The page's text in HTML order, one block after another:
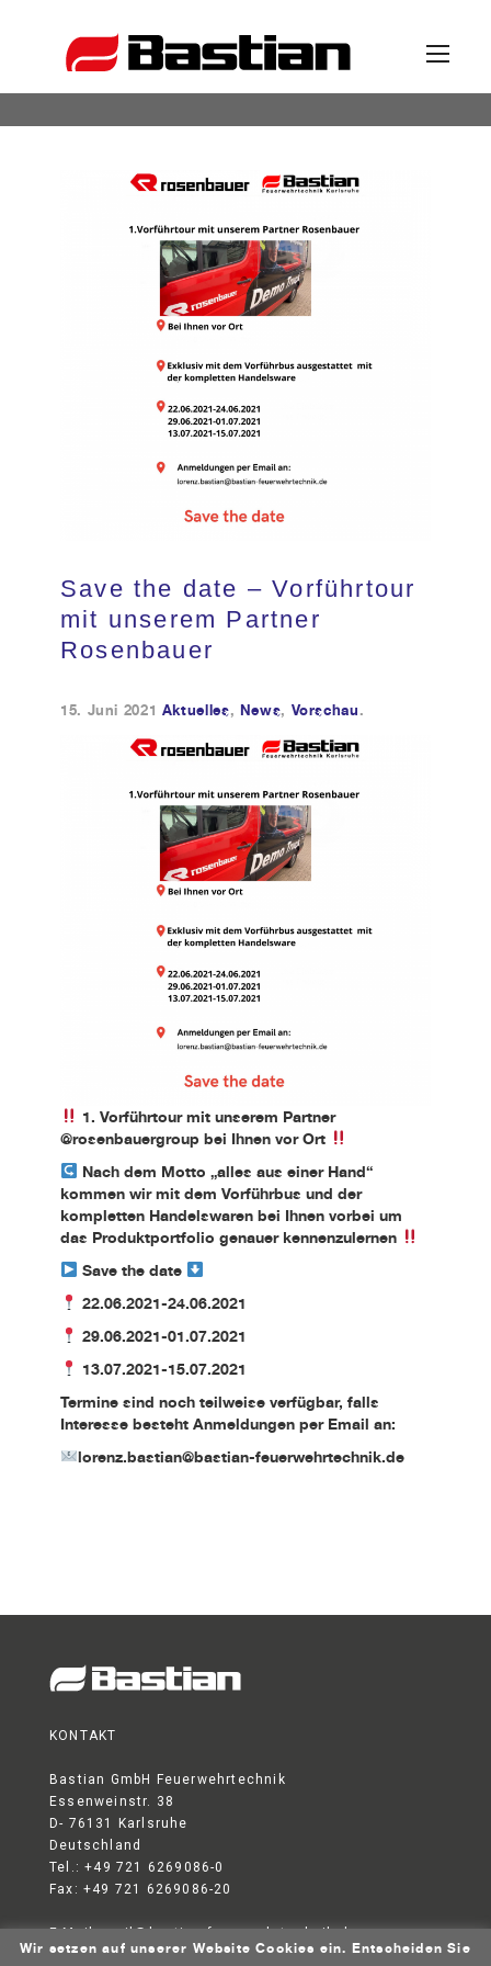
Unternehmen
Ansprechpartner
Kontakt
Save the date – Vorführtour
mit unserem Partner
Rosenbauer
15. Juni 2021 Aktuelles, News, Vorschau .
1. Vorführtour mit unserem Partner
@rosenbauergroup bei Ihnen vor Ort
Nach dem Motto „alles aus einer Hand“
kommen wir mit dem Vorführbus und der
kompletten Handelswaren bei Ihnen vorbei um
das Produktportfolio genauer kennenzulernen
Save the date
22.06.2021-24.06.2021
29.06.2021-01.07.2021
13.07.2021-15.07.2021
Termine sind noch teilweise verfügbar, falls
Interesse besteht Anmeldungen per Email an:
lorenz.bastian@bastian-feuerwehrtechnik.de
KONTAKT
Bastian GmbH Feuerwehrtechnik
Essenweinstr. 38
D- 76131 Karlsruhe
Deutschland
Tel.: +49 721 6269086-0
Fax: +49 721 6269086-20
E-Mail:mail@bastian-feuerwehrtechnik.de
Wir setzen auf unserer Website Cookies ein. Entscheiden Sie